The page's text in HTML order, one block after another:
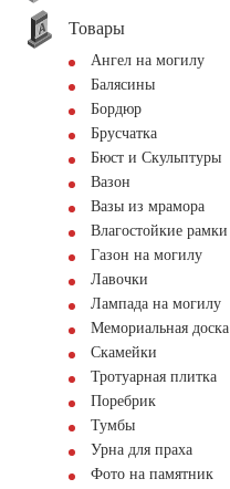
Товары
Ангел на могилу
Балясины
Бордюр
Брусчатка
Бюст и Скульптуры
Вазон
Вазы из мрамора
Влагостойкие рамки
Газон на могилу
Лавочки
Лампада на могилу
Мемориальная доска
Скамейки
Тротуарная плитка
Поребрик
Тумбы
Урна для праха
Фото на памятник